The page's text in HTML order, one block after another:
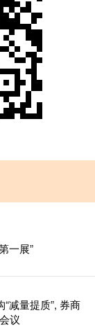
一展”
减量提质”, 券商
议